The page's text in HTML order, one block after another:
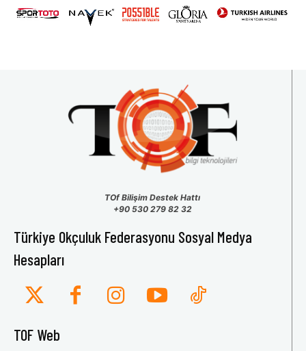
TOf Bilişim Destek Hattı
+90 530 279 82 32
Türkiye Okçuluk Federasyonu Sosyal Medya
Hesapları
TOF Web